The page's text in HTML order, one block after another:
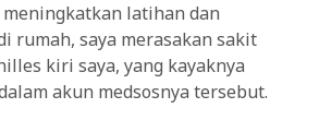
meningkatkan latihan dan
rumah, saya merasakan sakit
kiri saya, yang kayaknya
akun medsosnya tersebut.